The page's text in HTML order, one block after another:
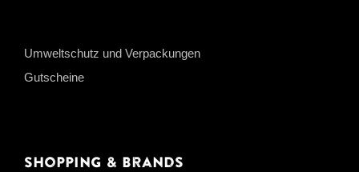
Umweltschutz und Verpackungen
Gutscheine
Shopping & Brands